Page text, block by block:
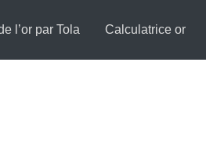
l’or par Tola Calculatrice or